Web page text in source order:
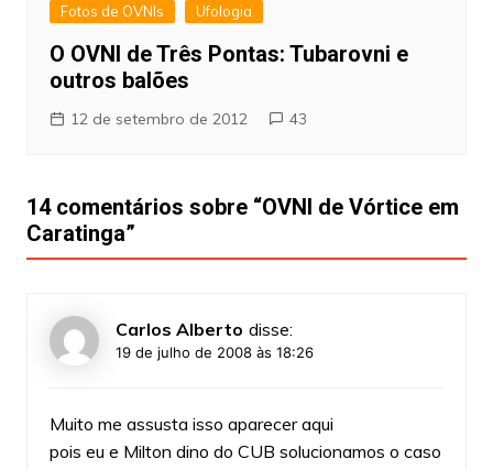
Fotos de OVNIs Ufologia
O OVNI de Três Pontas: Tubarovni e
outros balões
12 de setembro de 2012 43
14 comentários sobre “OVNI de Vórtice em
Caratinga”
Carlos Alberto disse:
19 de julho de 2008 às 18:26
Muito me assusta isso aparecer aqui
pois eu e Milton dino do CUB solucionamos o caso